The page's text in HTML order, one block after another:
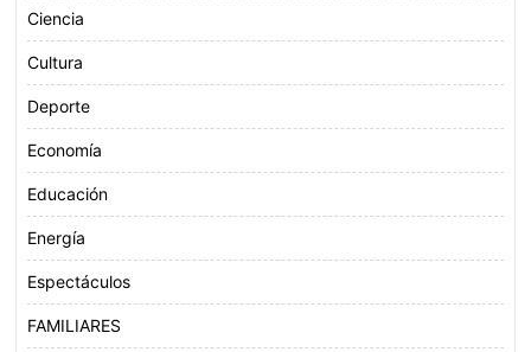
Ciencia
Cultura
Deporte
Economía
Educación
Energía
Espectáculos
FAMILIARES